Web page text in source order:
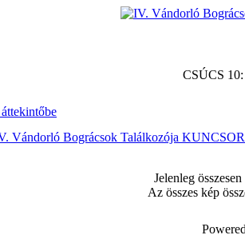
CSÚCS
Vándorló Bográcsok Találkozója
Jelenleg
Az összes kép